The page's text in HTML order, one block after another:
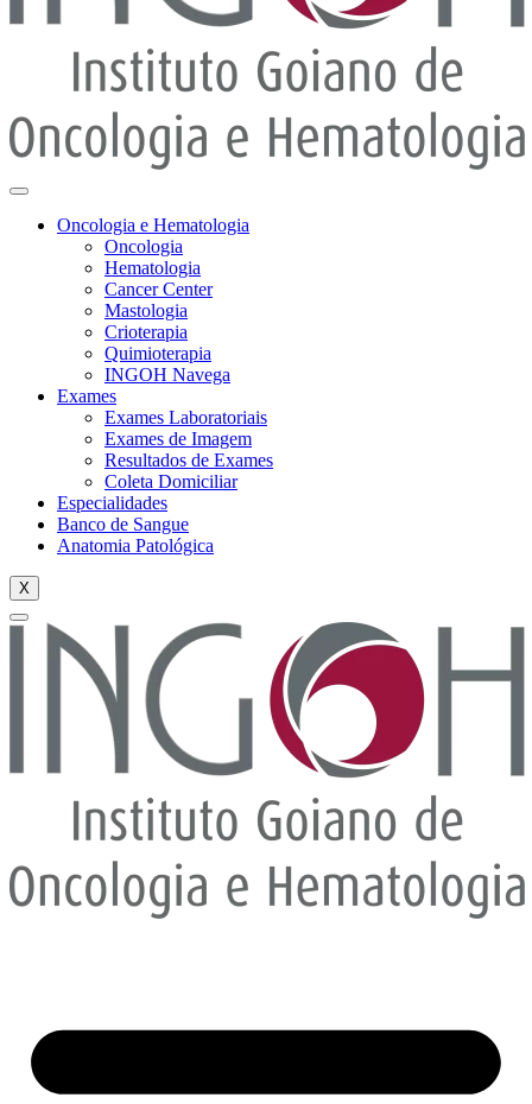
Oncologia e Hematologia
Oncologia
Hematologia
Cancer Center
Mastologia
Crioterapia
Quimioterapia
INGOH Navega
Exames
Exames Laboratoriais
Exames de Imagem
Resultados de Exames
Coleta Domiciliar
Especialidades
Banco de Sangue
Anatomia Patológica
X